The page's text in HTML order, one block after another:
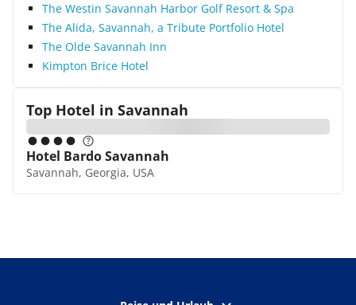
The Westin Savannah Harbor Golf Resort & Spa
The Alida, Savannah, a Tribute Portfolio Hotel
The Olde Savannah Inn
Kimpton Brice Hotel
Top Hotel in Savannah
Hotel Bardo Savannah
Savannah, Georgia, USA